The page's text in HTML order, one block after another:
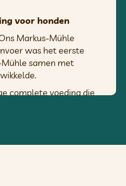
voor honden
Markus-Mühle
was het eerste
samen met
complete voeding die
behouden blijven, is